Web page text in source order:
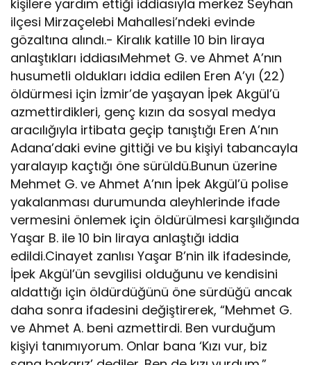
kişilere yardım ettiği iddiasıyla merkez Seyhan
ilçesi Mirzaçelebi Mahallesi’ndeki evinde
gözaltına alındı.- Kiralık katille 10 bin liraya
anlaştıkları iddiasıMehmet G. ve Ahmet A’nın
husumetli oldukları iddia edilen Eren A’yı (22)
öldürmesi için İzmir’de yaşayan İpek Akgül’ü
azmettirdikleri, genç kızın da sosyal medya
aracılığıyla irtibata geçip tanıştığı Eren A’nın
Adana’daki evine gittiği ve bu kişiyi tabancayla
yaralayıp kaçtığı öne sürüldü.Bunun üzerine
Mehmet G. ve Ahmet A’nın İpek Akgül’ü polise
yakalanması durumunda aleyhlerinde ifade
vermesini önlemek için öldürülmesi karşılığında
Yaşar B. ile 10 bin liraya anlaştığı iddia
edildi.Cinayet zanlısı Yaşar B’nin ilk ifadesinde,
İpek Akgül’ün sevgilisi olduğunu ve kendisini
aldattığı için öldürdüğünü öne sürdüğü ancak
daha sonra ifadesini değiştirerek, “Mehmet G.
ve Ahmet A. beni azmettirdi. Ben vurduğum
kişiyi tanımıyorum. Onlar bana ‘Kızı vur, biz